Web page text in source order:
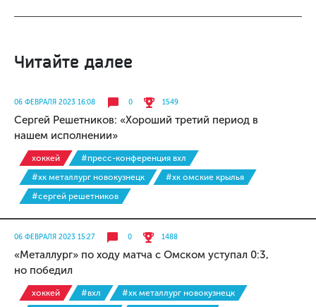
Читайте далее
06 ФЕВРАЛЯ 2023 16:08 0 1549
Сергей Решетников: «Хороший третий период в
нашем исполнении»
хоккей
#пресс-конференция вхл
#хк металлург новокузнецк
#хк омские крылья
#сергей решетников
06 ФЕВРАЛЯ 2023 15:27 0 1488
«Металлург» по ходу матча с Омском уступал 0:3,
но победил
хоккей #вхл
#хк металлург новокузнецк